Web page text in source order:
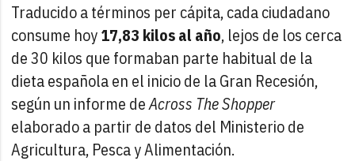
Traducido a términos per cápita, cada ciudadano
consume hoy17,83 kilos al año, lejos de los cerca
de 30 kilos que formaban parte habitual de la
dieta española en el inicio de la Gran Recesión,
según un informe deAcross The Shopper
elaborado a partir de datos del Ministerio de
Agricultura, Pesca y Alimentación.